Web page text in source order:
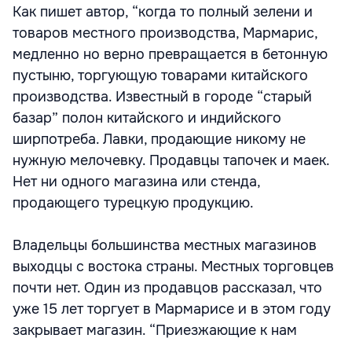
Как пишет автор, “когда то полный зелени и
товаров местного производства, Мармарис,
медленно но верно превращается в бетонную
пустыню, торгующую товарами китайского
производства. Известный в городе “старый
базар” полон китайского и индийского
ширпотреба. Лавки, продающие никому не
нужную мелочевку. Продавцы тапочек и маек.
Нет ни одного магазина или стенда,
продающего турецкую продукцию.
Владельцы большинства местных магазинов
выходцы с востока страны. Местных торговцев
почти нет. Один из продавцов рассказал, что
уже 15 лет торгует в Мармарисе и в этом году
закрывает магазин. “Приезжающие к нам